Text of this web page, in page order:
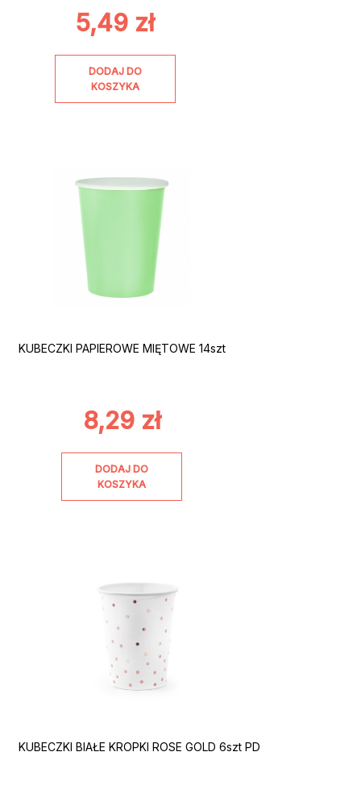
5,49 zł
DODAJ DO
KOSZYKA
KUBECZKI PAPIEROWE MIĘTOWE 14szt
8,29 zł
DODAJ DO
KOSZYKA
KUBECZKI BIAŁE KROPKI ROSE GOLD 6szt PD